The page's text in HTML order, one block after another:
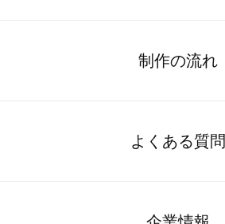
制作の流れ
よくある質問